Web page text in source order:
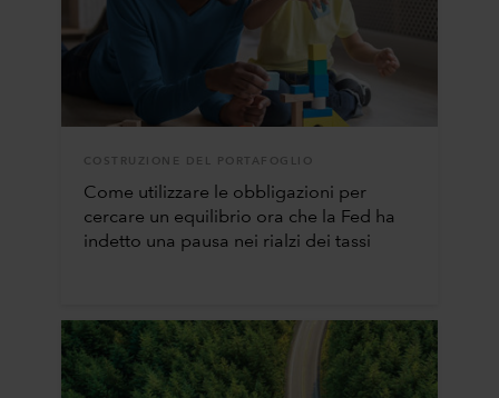
COSTRUZIONE DEL PORTAFOGLIO
Come utilizzare le obbligazioni per
cercare un equilibrio ora che la Fed ha
indetto una pausa nei rialzi dei tassi